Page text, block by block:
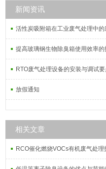
活性炭吸附塔：
通过利用高性能活性炭吸附剂固
新闻资讯
活性炭吸附箱在工业废气处理中的
提高玻璃钢生物除臭箱使用效率的
RTO废气处理设备的安装与调试要
放假通知
相关文章
RCO催化燃烧VOCs有机废气处理